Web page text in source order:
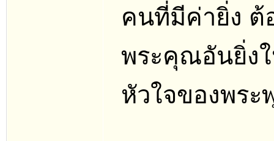
คนที่มีค่ายิ่ง ต้
พระคุณอันยิ่ง
หัวใจของพร